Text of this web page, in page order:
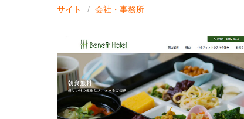
サイト
会社・事務所